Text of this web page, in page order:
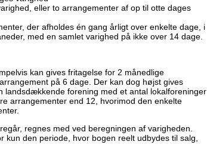
eller to arrangementer af op til otte dages
der afholdes én gang årligt over enkelte dage, i
med en samlet varighed på ikke over 14 dage.
kan gives fritagelse for 2 månedlige
på 6 dage. Der kan dog højst gives
landsdækkende forening med et antal lokalforeninger
arrangementer end 12, hvorimod den enkelte
regnes med ved beregningen af varigheden.
den periode, hvor bogen reelt udbydes til salg,